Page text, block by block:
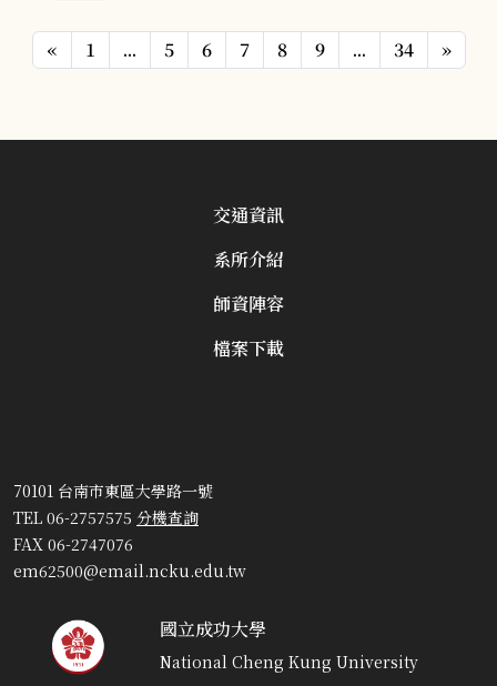
« 1 ... 5 6 7 8 9 ... 34 »
交通資訊
系所介紹
師資陣容
檔案下載
70101 台南市東區大學路一號
TEL 06-2757575 分機查詢
FAX 06-2747076
em62500@email.ncku.edu.tw
國立成功大學
National Cheng Kung University